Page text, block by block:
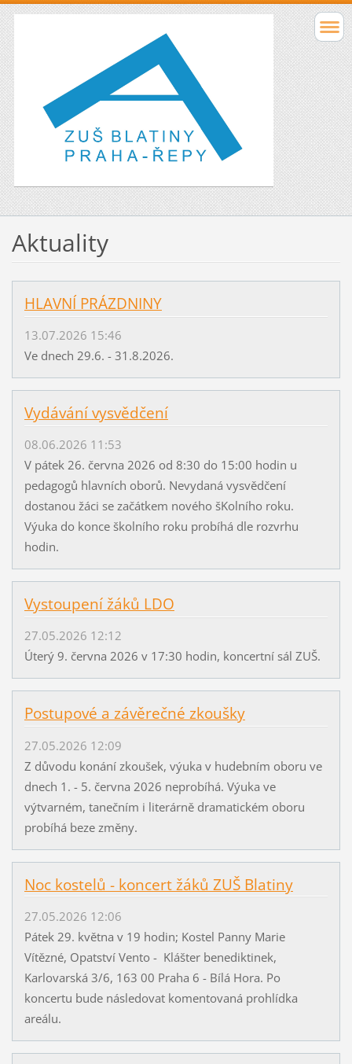
Aktuality
HLAVNÍ PRÁZDNINY
13.07.2026 15:46
Ve dnech 29.6. - 31.8.2026.
Vydávání vysvědčení
08.06.2026 11:53
V pátek 26. června 2026 od 8:30 do 15:00 hodin u
pedagogů hlavních oborů. Nevydaná vysvědčení
dostanou žáci se začátkem nového šKolního roku.
Výuka do konce školního roku probíhá dle rozvrhu
hodin.
Vystoupení žáků LDO
27.05.2026 12:12
Úterý 9. června 2026 v 17:30 hodin, koncertní sál ZUŠ.
Postupové a závěrečné zkoušky
27.05.2026 12:09
Z důvodu konání zkoušek, výuka v hudebním oboru ve
dnech 1. - 5. června 2026 neprobíhá. Výuka ve
výtvarném, tanečním i literárně dramatickém oboru
probíhá beze změny.
Noc kostelů - koncert žáků ZUŠ Blatiny
27.05.2026 12:06
Pátek 29. května v 19 hodin; Kostel Panny Marie
Vítězné, Opatství Vento - Klášter benediktinek,
Karlovarská 3/6, 163 00 Praha 6 - Bílá Hora. Po
koncertu bude následovat komentovaná prohlídka
areálu.